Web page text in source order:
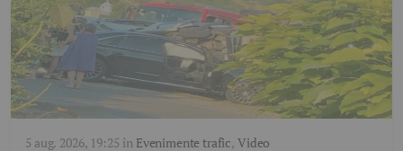
5 aug. 2026, 19:25 în Evenimente trafic,Video